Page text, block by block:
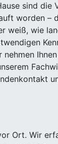
sind die
worden –
weiß, wie
Ort. Wir